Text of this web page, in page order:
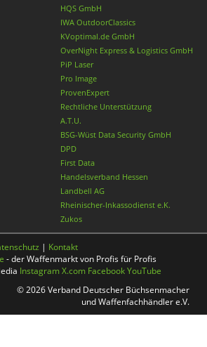
HQS GmbH
IWA OutdoorClassics
KVoptimal.de GmbH
OverNight Express & Logistics GmbH
PiP Laser
Pro Image
ProvenExpert
Rechtliche Unterstützung
A.T.U.
BSG-Wüst Data Security GmbH
DPD
First Data
Handelsverband Hessen
Landbell AG
Rheinischer-Inkassodienst e.K.
Zukos
| Kontakt
- der Waffenmarkt von Profis für Profis
InstagramX.com FacebookYouTube
© 2026 Verband Deutscher Büchsenmacher
und Waffenfachhändler e.V.